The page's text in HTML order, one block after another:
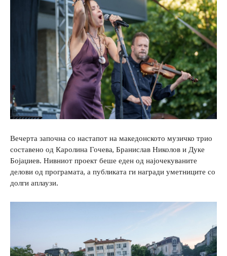
Вечерта започна со настапот на македонското музичко трио
составено од Каролина Гочева, Бранислав Николов и Дуке
Бојаџиев. Нивниот проект беше еден од најочекуваните
делови од програмата, а публиката ги награди уметниците со
долги аплаузи.